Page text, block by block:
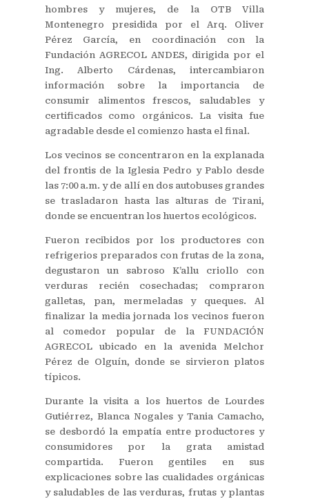
hombres y mujeres, de la OTB Villa
Montenegro presidida por el Arq. Oliver
Pérez García, en coordinación con la
Fundación AGRECOL ANDES, dirigida por el
Ing. Alberto Cárdenas, intercambiaron
información sobre la importancia de
consumir alimentos frescos, saludables y
certificados como orgánicos. La visita fue
agradable desde el comienzo hasta el final.
Los vecinos se concentraron en la explanada
del frontis de la Iglesia Pedro y Pablo desde
las 7:00 a.m. y de allí en dos autobuses grandes
se trasladaron hasta las alturas de Tirani,
donde se encuentran los huertos ecológicos.
Fueron recibidos por los productores con
refrigerios preparados con frutas de la zona,
degustaron un sabroso K’allu criollo con
verduras recién cosechadas; compraron
galletas, pan, mermeladas y queques. Al
finalizar la media jornada los vecinos fueron
al comedor popular de la FUNDACIÓN
AGRECOL ubicado en la avenida Melchor
Pérez de Olguín, donde se sirvieron platos
típicos.
Durante la visita a los huertos de Lourdes
Gutiérrez, Blanca Nogales y Tania Camacho,
se desbordó la empatía entre productores y
consumidores por la grata amistad
compartida. Fueron gentiles en sus
explicaciones sobre las cualidades orgánicas
y saludables de las verduras, frutas y plantas